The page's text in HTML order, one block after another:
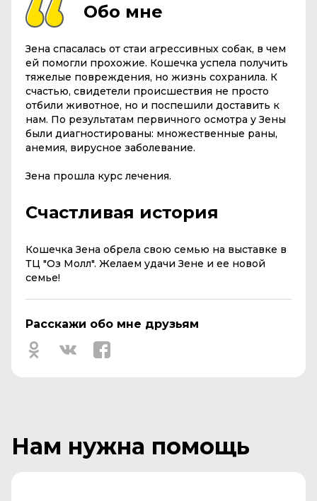
Обо мне
Зена спасалась от стаи агрессивных собак, в чем
ей помогли прохожие. Кошечка успела получить
тяжелые повреждения, но жизнь сохранила. К
счастью, свидетели происшествия не просто
отбили животное, но и поспешили доставить к
нам. По результатам первичного осмотра у Зены
были диагностированы: множественные раны,
анемия, вирусное заболевание.
Зена прошла курс лечения.
Счастливая история
Кошечка Зена обрела свою семью на выставке в
ТЦ "Оз Молл". Желаем удачи Зене и ее новой
семье!
Расскажи обо мне друзьям
Нам нужна помощь